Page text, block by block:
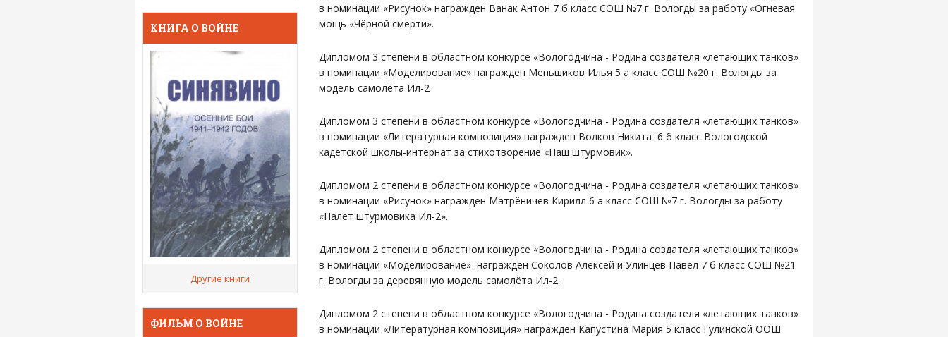
в номинации «Рисунок» награжден Ванак Антон 7 б класс СОШ №7 г. Вологды за работу «Огневая
мощь «Чёрной смерти».
Дипломом 3 степени в областном конкурсе «Вологодчина - Родина создателя «летающих танков»
в номинации «Моделирование» награжден Меньшиков Илья 5 а класс СОШ №20 г. Вологды за
модель самолёта Ил-2
Дипломом 3 степени в областном конкурсе «Вологодчина - Родина создателя «летающих танков»
в номинации «Литературная композиция» награжден Волков Никита 6 б класс Вологодской
кадетской школы-интернат за стихотворение «Наш штурмовик».
Дипломом 2 степени в областном конкурсе «Вологодчина - Родина создателя «летающих танков»
в номинации «Рисунок» награжден Матрёничев Кирилл 6 а класс СОШ №7 г. Вологды за работу
«Налёт штурмовика Ил-2».
Дипломом 2 степени в областном конкурсе «Вологодчина - Родина создателя «летающих танков»
в номинации «Моделирование» награжден Соколов Алексей и Улинцев Павел 7 б класс СОШ №21
г. Вологды за деревянную модель самолёта Ил-2.
Дипломом 2 степени в областном конкурсе «Вологодчина - Родина создателя «летающих танков»
в номинации «Литературная композиция» награжден Капустина Мария 5 класс Гулинской ООШ
КНИГА О ВОЙНЕ
Другие книги
ФИЛЬМ О ВОЙНЕ